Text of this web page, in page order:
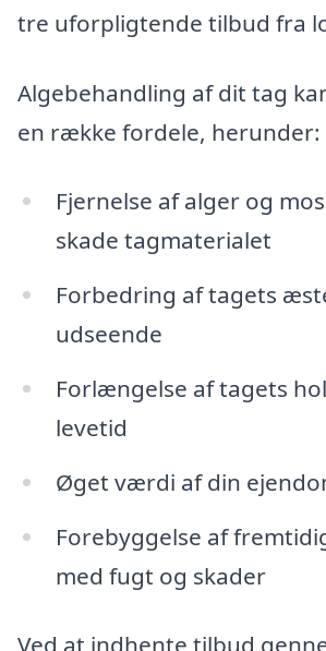
tre uforpligtende tilbud fra
Algebehandling af dit tag
en række fordele, herunder:
Fjernelse af alger og
skade tagmaterialet
Forbedring af tagets
udseende
Forlængelse af tagets
levetid
Øget værdi af din
Forebyggelse af
med fugt og skader
Ved at indhente tilbud